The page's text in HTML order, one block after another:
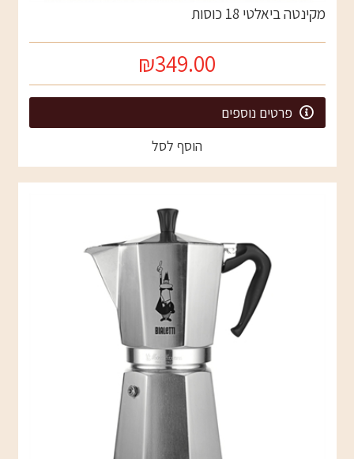
מקינטה ביאלטי 18 כוסות
₪349.00
פרטים נוספים
הוסף לסל